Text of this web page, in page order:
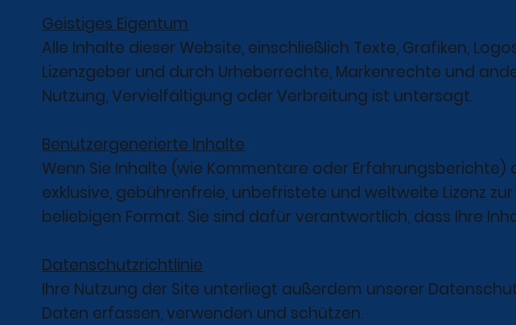
Geistiges Eigentum
Alle Inhalte dieser Website, einschließlich Texte, Grafiken,
Lizenzgeber und durch Urheberrechte, Markenrechte und
Nutzung, Vervielfältigung oder Verbreitung ist untersagt.
Benutzergenerierte Inhalte
Wenn Sie Inhalte (wie Kommentare oder
exklusive, gebührenfreie, unbefristete und weltweite Lizenz
beliebigen Format. Sie sind dafür verantwortlich, dass Ihre
Datenschutzrichtlinie
Ihre Nutzung der Site unterliegt außerdem unserer
Daten erfassen, verwenden und schützen.